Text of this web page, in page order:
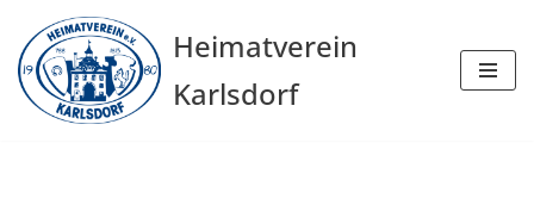
Zum
Inhalt
springen
Heimatverein
Karlsdorf